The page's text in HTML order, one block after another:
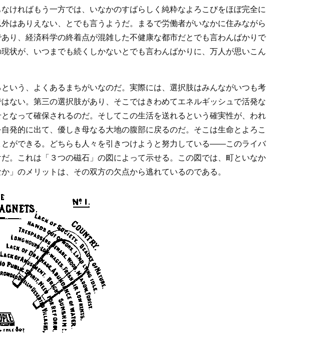
ればもう一方では、いなかのすばらしく純粋なよろこびをほぼ完全に
はありえない、とでも言うようだ。まるで労働者がいなかに住みながら
り、経済科学の終着点が混雑した不健康な都市だとでも言わんばかりで
状が、いつまでも続くしかないとでも言わんばかりに、万人が思いこん
いう、よくあるまちがいなのだ。実際には、選択肢はみんながいつも考
い。第三の選択肢があり、そこではきわめてエネルギッシュで活発な
なって確保されるのだ。そしてこの生活を送れるという確実性が、われ
的に出て、優しき母なる大地の腹部に戻るのだ。そこは生命とよろこ
ができる。どちらも人々を引きつけようと努力している――このライバ
。これは「３つの磁石」の図によって示せる。この図では、町といなか
」のメリットは、その双方の欠点から逃れているのである。